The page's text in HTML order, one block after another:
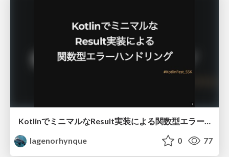
KotlinでミニマルなResult実装による関数型エラーハンドリング
lagenorhynque
0 77